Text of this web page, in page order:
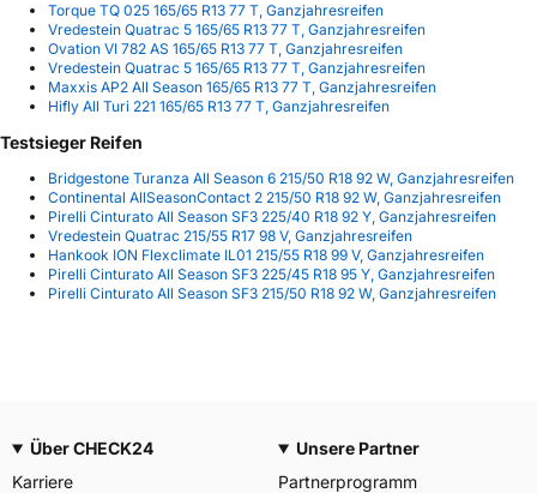
Torque TQ 025 165/65 R13 77 T, Ganzjahresreifen
Vredestein Quatrac 5 165/65 R13 77 T, Ganzjahresreifen
Ovation VI 782 AS 165/65 R13 77 T, Ganzjahresreifen
Vredestein Quatrac 5 165/65 R13 77 T, Ganzjahresreifen
Maxxis AP2 All Season 165/65 R13 77 T, Ganzjahresreifen
Hifly All Turi 221 165/65 R13 77 T, Ganzjahresreifen
Testsieger Reifen
Bridgestone Turanza All Season 6 215/50 R18 92 W, Ganzjahresreifen
Continental AllSeasonContact 2 215/50 R18 92 W, Ganzjahresreifen
Pirelli Cinturato All Season SF3 225/40 R18 92 Y, Ganzjahresreifen
Vredestein Quatrac 215/55 R17 98 V, Ganzjahresreifen
Hankook ION Flexclimate IL01 215/55 R18 99 V, Ganzjahresreifen
Pirelli Cinturato All Season SF3 225/45 R18 95 Y, Ganzjahresreifen
Pirelli Cinturato All Season SF3 215/50 R18 92 W, Ganzjahresreifen
Über CHECK24
Karriere
Unsere Partner
Partnerprogramm